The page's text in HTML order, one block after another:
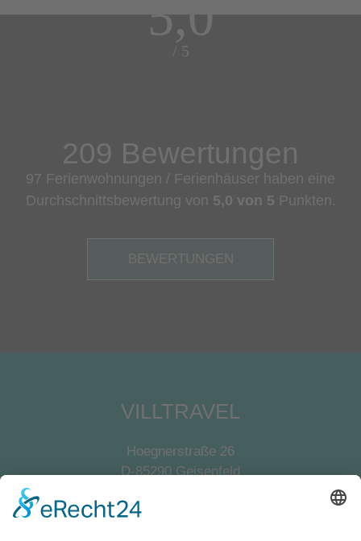
5,0
/ 5
209 Bewertungen
97 Ferienwohnungen / Ferienhäuser haben eine
Durchschnittsbewertung von 5,0 von 5 Punkten.
BEWERTUNGEN
VILLTRAVEL
Hoegnerstraße 26
D-85290 Geisenfeld